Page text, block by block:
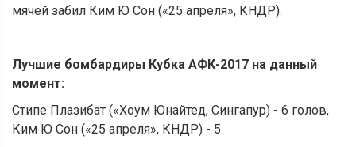
мячей забил Ким Ю Сон («25 апреля», КНДР).
Лучшие бомбардиры Кубка АФК-2017 на данный
момент:
Стипе Плазибат («Хоум Юнайтед, Сингапур) - 6 голов,
Ким Ю Сон («25 апреля», КНДР) - 5.